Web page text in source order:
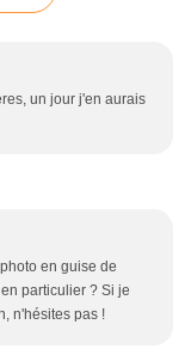
un jour j'en aurais
en guise de
particulier ? Si je
n'hésites pas !